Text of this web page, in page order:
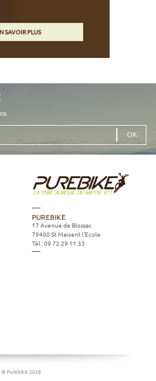
SAVOIR PLUS
PUREBIKE
17 Avenue de Blossac
79400 St Maixent l'Ecole
Tél :09 72 29 11 33
© Purebike 2026